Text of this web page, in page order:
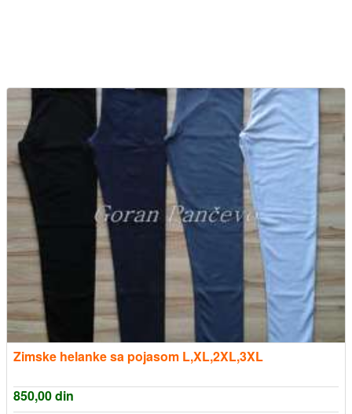
Zimske helanke sa pojasom L,XL,2XL,3XL
850,00din